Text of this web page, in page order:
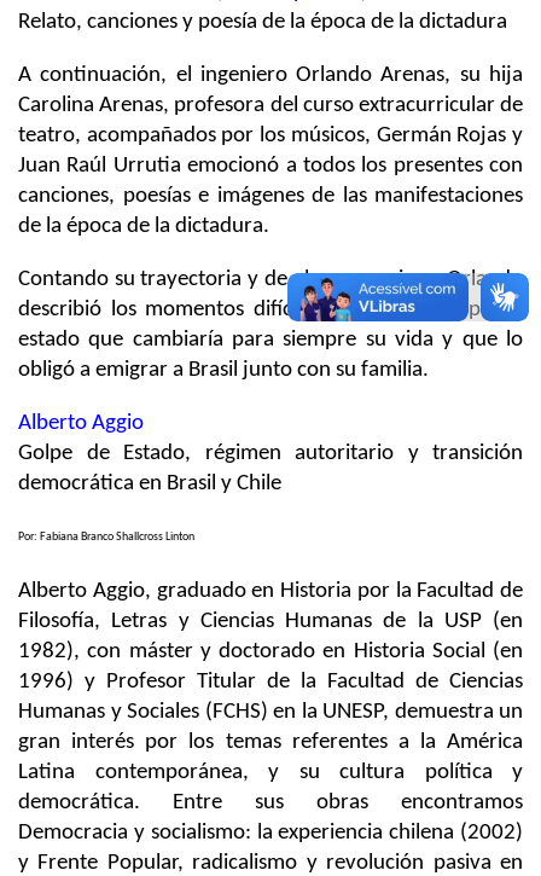
Relato, canciones y poesía de la época de la dictadura
A continuación, el ingeniero Orlando Arenas, su hija
Carolina Arenas, profesora del curso extracurricular de
teatro, acompañados por los músicos, Germán Rojas y
Juan Raúl Urrutia emocionó a todos los presentes con
canciones, poesías e imágenes de las manifestaciones
de la época de la dictadura.
Contando su trayectoria y de algunos amigos, Orlando
describió los momentos difíciles del día del golpe de
estado que cambiaría para siempre su vida y que lo
obligó a emigrar a Brasil junto con su familia.
Alberto Aggio
Golpe de Estado, régimen autoritario y transición
democrática en Brasil y Chile
Por: Fabiana Branco Shallcross Linton
Alberto Aggio, graduado en Historia por la Facultad de
Filosofía, Letras y Ciencias Humanas de la USP (en
1982), con máster y doctorado en Historia Social (en
1996) y Profesor Titular de la Facultad de Ciencias
Humanas y Sociales (FCHS) en la UNESP, demuestra un
gran interés por los temas referentes a la América
Latina contemporánea, y su cultura política y
democrática. Entre sus obras encontramos
Democracia y socialismo: la experiencia chilena (2002)
y Frente Popular, radicalismo y revolución pasiva en